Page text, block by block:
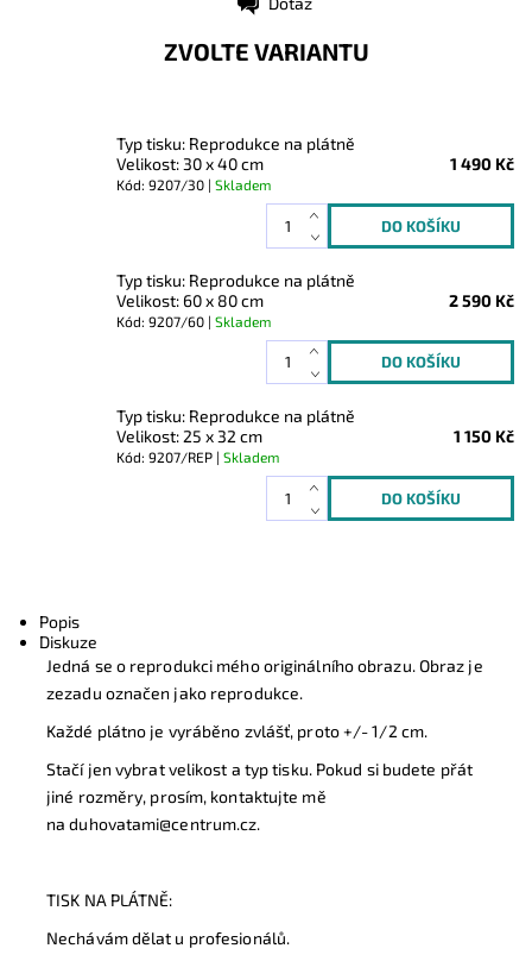
ZVOLTE VARIANTU
Typ tisku: Reprodukce na plátně
Velikost: 30 x 40 cm
Kód: 9207/30 | Skladem
1 490 Kč
Typ tisku: Reprodukce na plátně
Velikost: 60 x 80 cm
Kód: 9207/60 | Skladem
2 590 Kč
Typ tisku: Reprodukce na plátně
Velikost: 25 x 32 cm
Kód: 9207/REP | Skladem
1 150 Kč
Popis
Diskuze
Jedná se o reprodukci mého originálního obrazu. Obraz je
zezadu označen jako reprodukce.
Každé plátno je vyráběno zvlášť, proto +/- 1/2 cm.
Stačí jen vybrat velikost a typ tisku. Pokud si budete přát
jiné rozměry, prosím, kontaktujte mě
na duhovatami@centrum.cz.
TISK NA PLÁTNĚ:
Nechávám dělat u profesionálů.